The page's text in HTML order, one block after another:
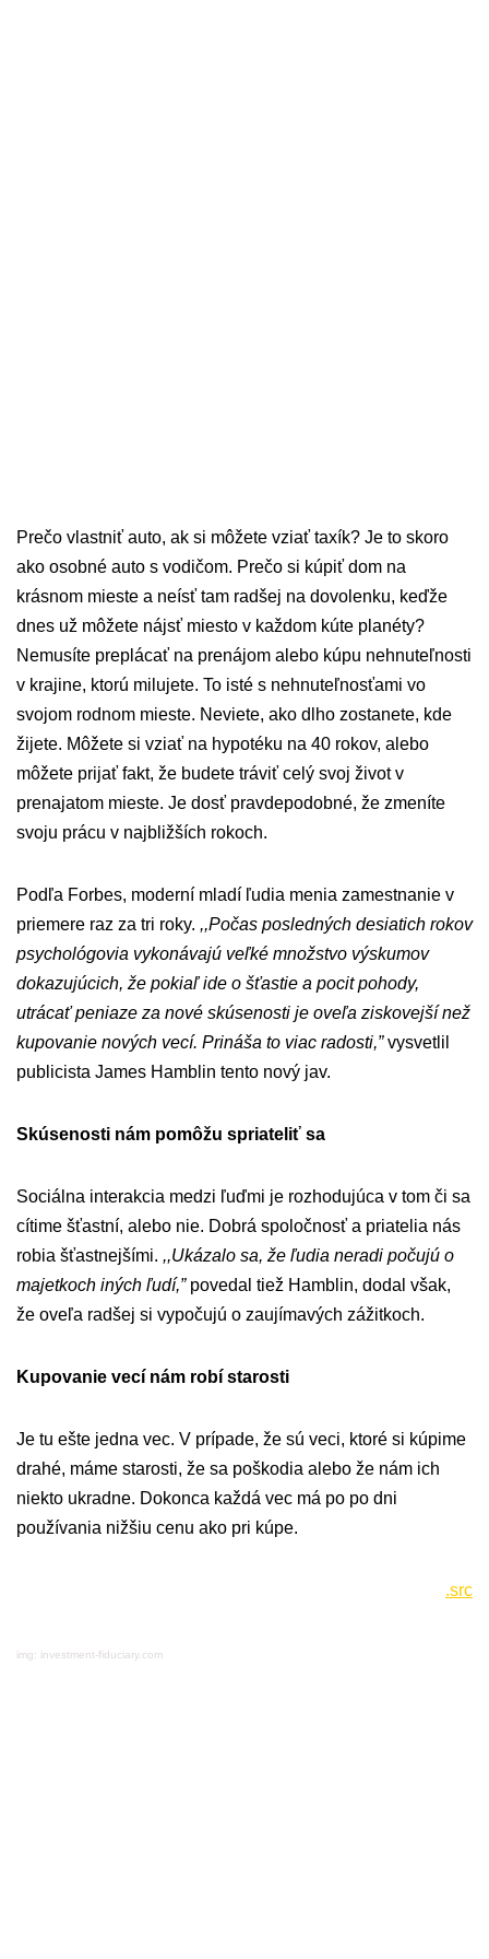
Prečo vlastniť auto, ak si môžete vziať taxík? Je to skoro
ako osobné auto s vodičom. Prečo si kúpiť dom na
krásnom mieste a neísť tam radšej na dovolenku, keďže
dnes už môžete nájsť miesto v každom kúte planéty?
Nemusíte preplácať na prenájom alebo kúpu nehnuteľnosti
v krajine, ktorú milujete. To isté s nehnuteľnosťami vo
svojom rodnom mieste. Neviete, ako dlho zostanete, kde
žijete. Môžete si vziať na hypotéku na 40 rokov, alebo
môžete prijať fakt, že budete tráviť celý svoj život v
prenajatom mieste. Je dosť pravdepodobné, že zmeníte
svoju prácu v najbližších rokoch.
Podľa Forbes, moderní mladí ľudia menia zamestnanie v
priemere raz za tri roky. ,,Počas posledných desiatich rokov
psychológovia vykonávajú veľké množstvo výskumov
dokazujúcich, že pokiaľ ide o šťastie a pocit pohody,
utrácať peniaze za nové skúsenosti je oveľa ziskovejší než
kupovanie nových vecí. Prináša to viac radosti,”vysvetlil
publicista James Hamblin tento nový jav.
Skúsenosti nám pomôžu spriateliť sa
Sociálna interakcia medzi ľuďmi je rozhodujúca v tom či sa
cítime šťastní, alebo nie. Dobrá spoločnosť a priatelia nás
robia šťastnejšími. ,,Ukázalo sa, že ľudia neradi počujú o
majetkoch iných ľudí,”povedal tiež Hamblin, dodal však,
že oveľa radšej si vypočujú o zaujímavých zážitkoch.
Kupovanie vecí nám robí starosti
Je tu ešte jedna vec. V prípade, že sú veci, ktoré si kúpime
drahé, máme starosti, že sa poškodia alebo že nám ich
niekto ukradne. Dokonca každá vec má po po dni
používania nižšiu cenu ako pri kúpe.
.src
img: investment-fiduciary.com